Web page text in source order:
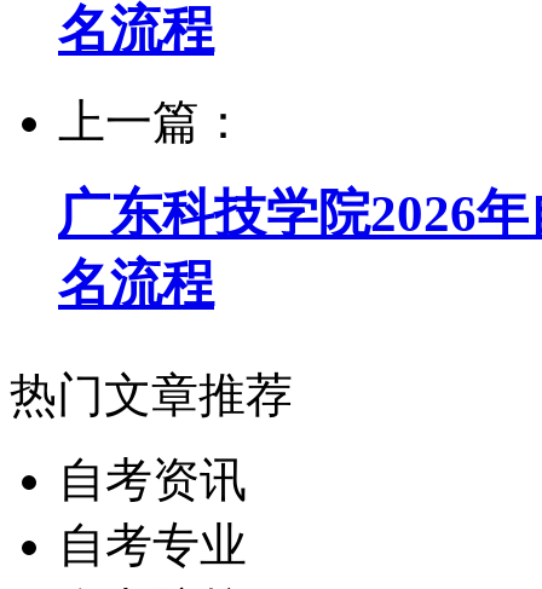
名流程
上一篇：
广东科技学院2026
名流程
热门文章推荐
自考资讯
自考专业